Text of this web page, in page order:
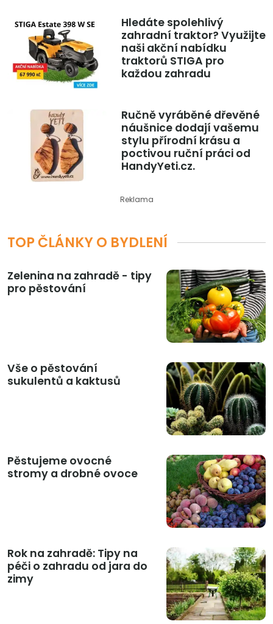
Hledáte spolehlivý
zahradní traktor? Využijte
naši akční nabídku
traktorů STIGA pro
každou zahradu
Ručně vyráběné dřevěné
náušnice dodají vašemu
stylu přírodní krásu a
poctivou ruční práci od
HandyYeti.cz.
Reklama
TOP ČLÁNKY O BYDLENÍ
Zelenina na zahradě - tipy
pro pěstování
Vše o pěstování
sukulentů a kaktusů
Pěstujeme ovocné
stromy a drobné ovoce
Rok na zahradě: Tipy na
péči o zahradu od jara do
zimy